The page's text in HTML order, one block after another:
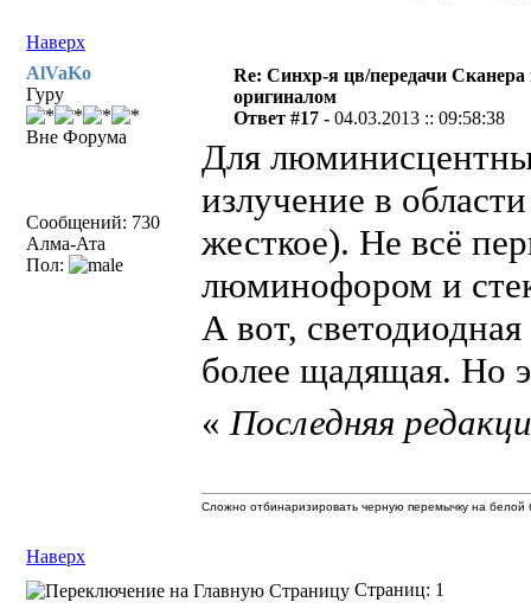
Наверх
AlVaKo
Гуру
Вне Форума
Сообщений: 730
Алма-Ата
Пол:
Re: Синхр-я цв/передачи
оригиналом
Ответ #17 -04.03.2013 :: 09:58:38
Для
излучение в
жесткое). Не всё
люминофором и
А вот,
более щадящая. Но
Наверх
«Последняя
Сложно отбинаризировать черную перемычку на белой
Страниц: 1